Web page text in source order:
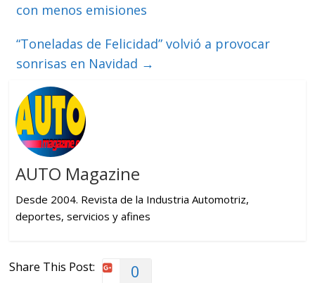
con menos emisiones
“Toneladas de Felicidad” volvió a provocar
sonrisas en Navidad →
AUTO Magazine
Desde 2004. Revista de la Industria Automotriz,
deportes, servicios y afines
Share This Post: 0